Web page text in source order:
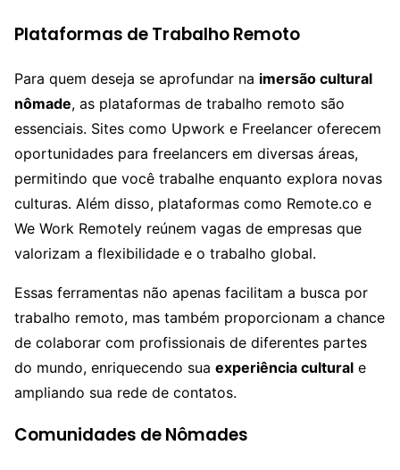
Plataformas de Trabalho Remoto
Para quem deseja se aprofundar na imersão cultural
nômade, as plataformas de trabalho remoto são
essenciais. Sites como Upwork e Freelancer oferecem
oportunidades para freelancers em diversas áreas,
permitindo que você trabalhe enquanto explora novas
culturas. Além disso, plataformas como Remote.co e
We Work Remotely reúnem vagas de empresas que
valorizam a flexibilidade e o trabalho global.
Essas ferramentas não apenas facilitam a busca por
trabalho remoto, mas também proporcionam a chance
de colaborar com profissionais de diferentes partes
do mundo, enriquecendo sua experiência cultural e
ampliando sua rede de contatos.
Comunidades de Nômades